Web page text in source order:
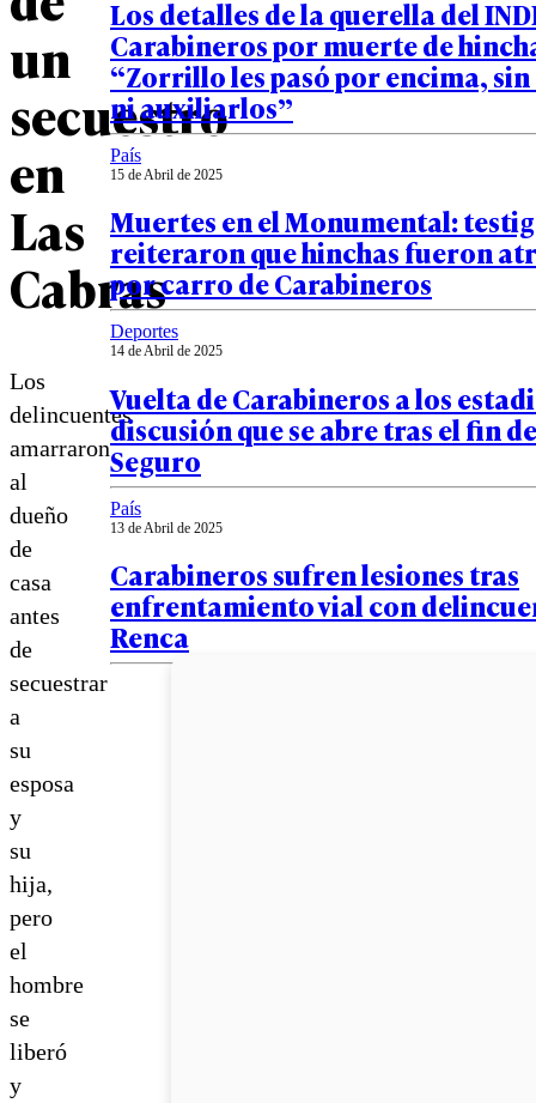
un
secuestro
en
Las
Cabras
Los
delincuentes
amarraron
al
dueño
de
casa
antes
de
secuestrar
a
su
esposa
y
su
hija,
pero
el
hombre
se
liberó
y
Los detalles de la querella del
Carabineros por muerte de
“Zorrillo les pasó por encima,
ni auxiliarlos”
País
15 de Abril de 2025
Muertes en el Monumental:
reiteraron que hinchas fueron
por carro de Carabineros
Deportes
14 de Abril de 2025
Vuelta de Carabineros a los
discusión que se abre tras el fin
Seguro
País
13 de Abril de 2025
Carabineros sufren lesiones tras
enfrentamiento vial con
Renca